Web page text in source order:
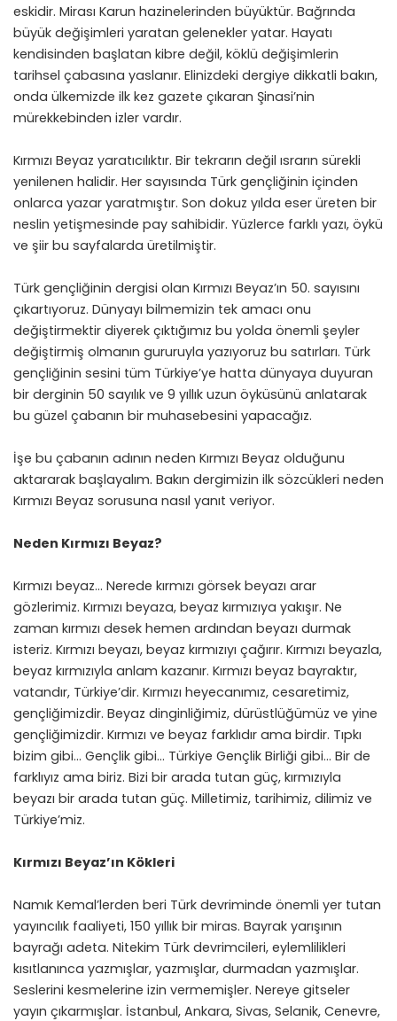
eskidir. Mirası Karun hazinelerinden büyüktür. Bağrında
büyük değişimleri yaratan gelenekler yatar. Hayatı
kendisinden başlatan kibre değil, köklü değişimlerin
tarihsel çabasına yaslanır. Elinizdeki dergiye dikkatli bakın,
onda ülkemizde ilk kez gazete çıkaran Şinasi’nin
mürekkebinden izler vardır.
Kırmızı Beyaz yaratıcılıktır. Bir tekrarın değil ısrarın sürekli
yenilenen halidir. Her sayısında Türk gençliğinin içinden
onlarca yazar yaratmıştır. Son dokuz yılda eser üreten bir
neslin yetişmesinde pay sahibidir. Yüzlerce farklı yazı, öykü
ve şiir bu sayfalarda üretilmiştir.
Türk gençliğinin dergisi olan Kırmızı Beyaz’ın 50. sayısını
çıkartıyoruz. Dünyayı bilmemizin tek amacı onu
değiştirmektir diyerek çıktığımız bu yolda önemli şeyler
değiştirmiş olmanın gururuyla yazıyoruz bu satırları. Türk
gençliğinin sesini tüm Türkiye’ye hatta dünyaya duyuran
bir derginin 50 sayılık ve 9 yıllık uzun öyküsünü anlatarak
bu güzel çabanın bir muhasebesini yapacağız.
İşe bu çabanın adının neden Kırmızı Beyaz olduğunu
aktararak başlayalım. Bakın dergimizin ilk sözcükleri neden
Kırmızı Beyaz sorusuna nasıl yanıt veriyor.
Neden Kırmızı Beyaz?
Kırmızı beyaz… Nerede kırmızı görsek beyazı arar
gözlerimiz. Kırmızı beyaza, beyaz kırmızıya yakışır. Ne
zaman kırmızı desek hemen ardından beyazı durmak
isteriz. Kırmızı beyazı, beyaz kırmızıyı çağırır. Kırmızı beyazla,
beyaz kırmızıyla anlam kazanır. Kırmızı beyaz bayraktır,
vatandır, Türkiye’dir. Kırmızı heyecanımız, cesaretimiz,
gençliğimizdir. Beyaz dinginliğimiz, dürüstlüğümüz ve yine
gençliğimizdir. Kırmızı ve beyaz farklıdır ama birdir. Tıpkı
bizim gibi… Gençlik gibi… Türkiye Gençlik Birliği gibi… Bir de
farklıyız ama biriz. Bizi bir arada tutan güç, kırmızıyla
beyazı bir arada tutan güç. Milletimiz, tarihimiz, dilimiz ve
Türkiye’miz.
Kırmızı Beyaz’ın Kökleri
Namık Kemal’lerden beri Türk devriminde önemli yer tutan
yayıncılık faaliyeti, 150 yıllık bir miras. Bayrak yarışının
bayrağı adeta. Nitekim Türk devrimcileri, eylemlilikleri
kısıtlanınca yazmışlar, yazmışlar, durmadan yazmışlar.
Seslerini kesmelerine izin vermemişler. Nereye gitseler
yayın çıkarmışlar. İstanbul, Ankara, Sivas, Selanik, Cenevre,